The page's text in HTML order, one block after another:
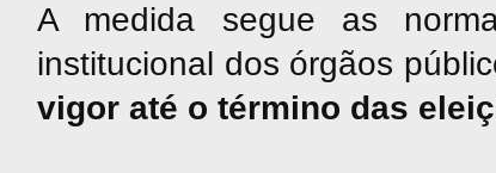
A medida segue as
institucional dos órgãos
vigor até o término das